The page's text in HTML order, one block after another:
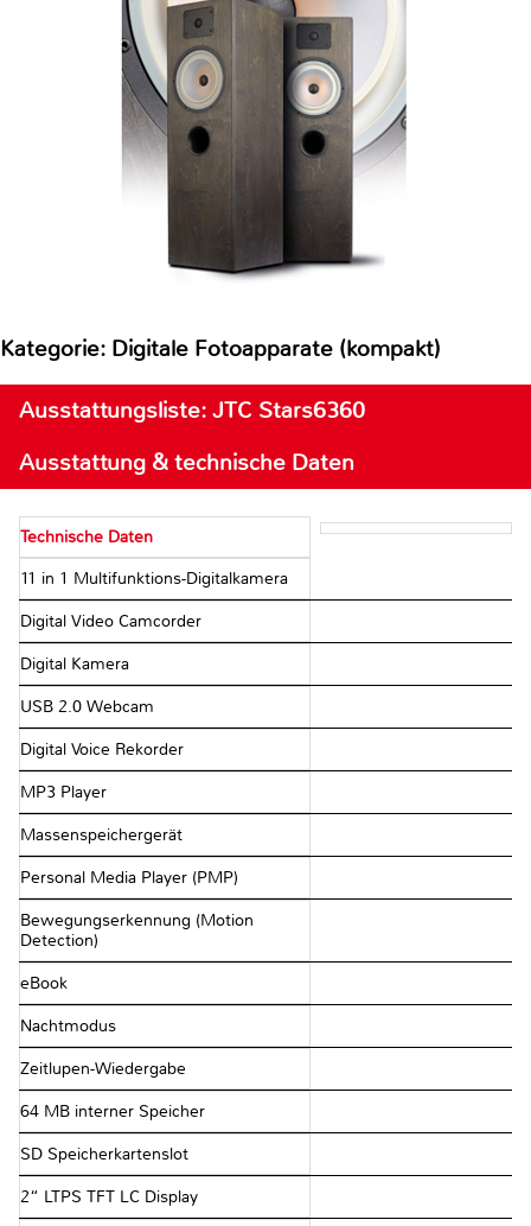
Kategorie: Digitale Fotoapparate (kompakt)
Ausstattungsliste: JTC Stars6360
Ausstattung & technische Daten
Technische Daten
11 in 1 Multifunktions-Digitalkamera
Digital Video Camcorder
Digital Kamera
USB 2.0 Webcam
Digital Voice Rekorder
MP3 Player
Massenspeichergerät
Personal Media Player (PMP)
Bewegungserkennung (Motion
Detection)
eBook
Nachtmodus
Zeitlupen-Wiedergabe
64 MB interner Speicher
SD Speicherkartenslot
2“ LTPS TFT LC Display